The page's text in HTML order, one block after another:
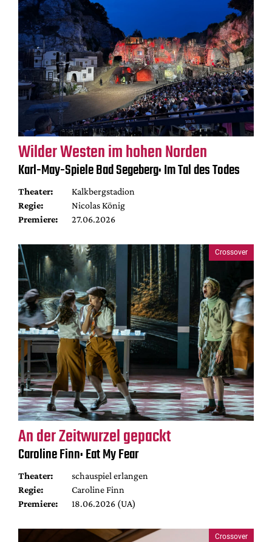
Wilder Westen im hohen Norden
Karl-May-Spiele Bad Segeberg: Im Tal des Todes
Theater:
Kalkbergstadion
Regie:
Nicolas König
Premiere:
27.06.2026
Crossover
An der Zeitwurzel gepackt
Caroline Finn: Eat My Fear
Theater:
schauspiel erlangen
Regie:
Caroline Finn
Premiere:
18.06.2026 (UA)
Crossover